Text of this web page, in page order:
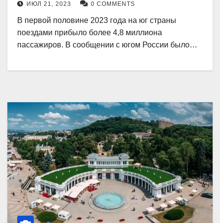
ИЮЛ 21, 2023 0 COMMENTS
В первой половине 2023 года на юг страны
поездами прибыло более 4,8 миллиона
пассажиров. В сообщении с югом России было…